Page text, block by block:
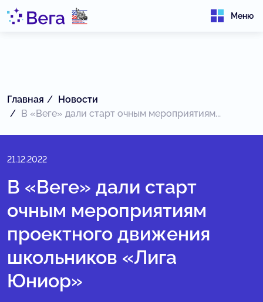
Меню
Главная
Новости
В «Веге» дали старт очным мероприятиям...
21.12.2022
В «Веге» дали старт
очным мероприятиям
проектного движения
школьников «Лига
Юниор»